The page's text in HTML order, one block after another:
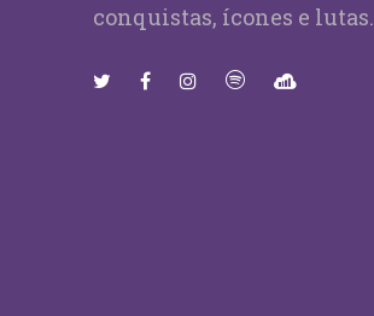
conquistas, ícones e lutas.